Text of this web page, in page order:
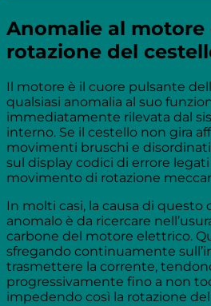
Anomalie al motore
rotazione del
Il motore è il cuore pulsante
qualsiasi anomalia al suo
immediatamente rilevata dal
interno. Se il cestello non gira
movimenti bruschi e
sul display codici di errore
movimento di rotazione
In molti casi, la causa di
anomalo è da ricercare
carbone del motore elettrico.
sfregando continuamente
trasmettere la corrente,
progressivamente fino a non
impedendo così la rotazione